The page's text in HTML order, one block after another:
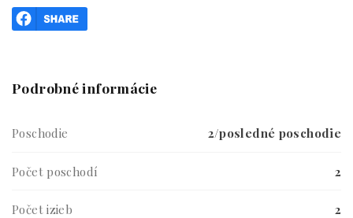
Podrobné informácie
Poschodie 2/posledné poschodie
Počet poschodí 2
Počet izieb 2